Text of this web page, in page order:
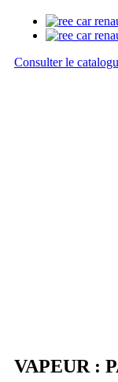
Consulter le
VAPEUR :